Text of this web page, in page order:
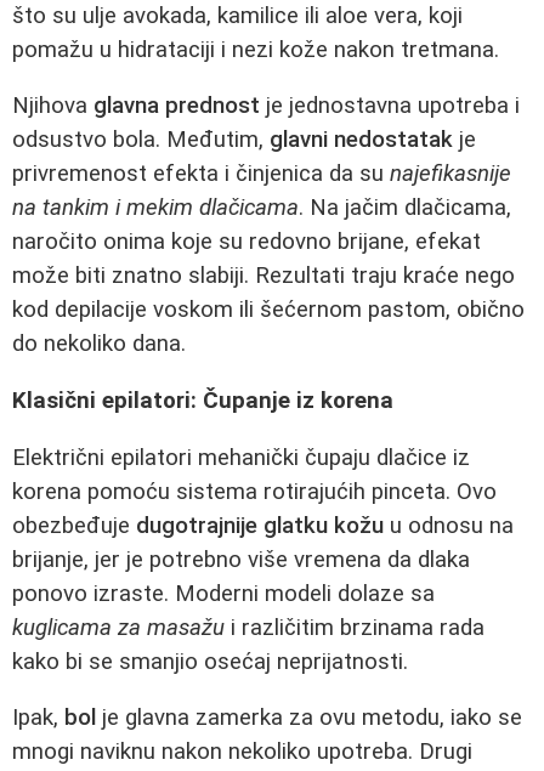
što su ulje avokada, kamilice ili aloe vera, koji
pomažu u hidrataciji i nezi kože nakon tretmana.
Njihova glavna prednost je jednostavna upotreba i
odsustvo bola. Međutim, glavni nedostatak je
privremenost efekta i činjenica da su najefikasnije
na tankim i mekim dlačicama. Na jačim dlačicama,
naročito onima koje su redovno brijane, efekat
može biti znatno slabiji. Rezultati traju kraće nego
kod depilacije voskom ili šećernom pastom, obično
do nekoliko dana.
Klasični epilatori: Čupanje iz korena
Električni epilatori mehanički čupaju dlačice iz
korena pomoću sistema rotirajućih pinceta. Ovo
obezbeđuje dugotrajnije glatku kožu u odnosu na
brijanje, jer je potrebno više vremena da dlaka
ponovo izraste. Moderni modeli dolaze sa
kuglicama za masažu i različitim brzinama rada
kako bi se smanjio osećaj neprijatnosti.
Ipak, bol je glavna zamerka za ovu metodu, iako se
mnogi naviknu nakon nekoliko upotreba. Drugi